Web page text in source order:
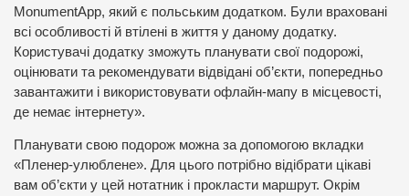
MonumentApp, який є польським додатком. Були враховані
всі особливості й втілені в життя у даному додатку.
Користувачі додатку зможуть планувати свої подорожі,
оцінювати та рекомендувати відвідані об’єкти, попередньо
завантажити і використовувати офлайн-мапу в місцевості,
де немає інтернету».
Планувати свою подорож можна за допомогою вкладки
«Пленер-улюблене». Для цього потрібно відібрати цікаві
вам об’єкти у цей нотатник і прокласти маршрут. Окрім